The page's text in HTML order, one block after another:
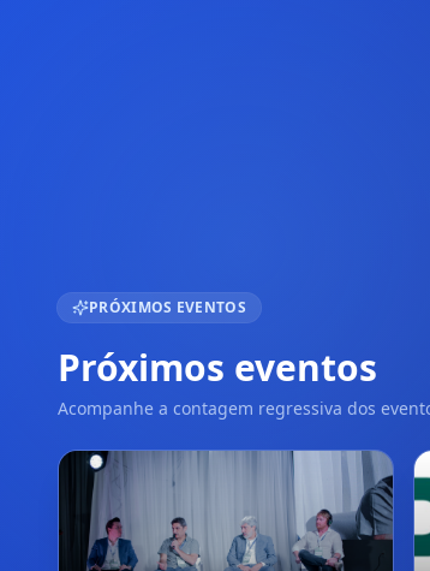
PRÓXIMOS EVENTOS
Próximos eventos
Acompanhe a contagem regressiva dos